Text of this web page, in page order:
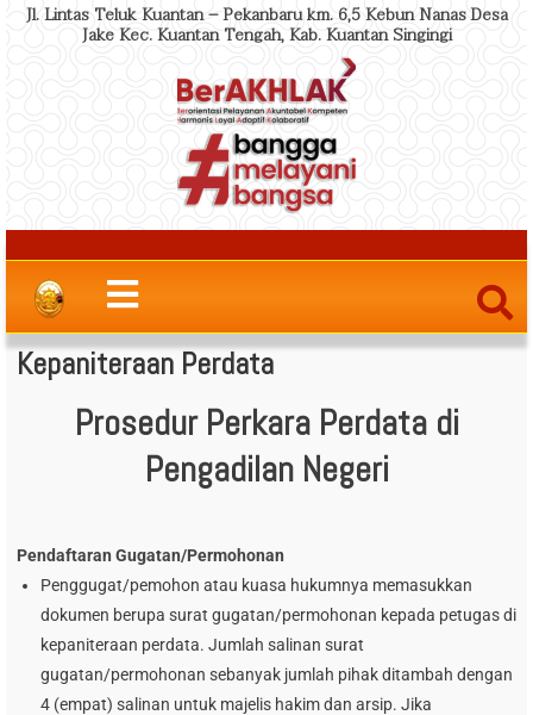
Jl. Lintas Teluk Kuantan – Pekanbaru km. 6,5 Kebun Nanas Desa
Jake Kec. Kuantan Tengah, Kab. Kuantan Singingi
Kepaniteraan Perdata
Prosedur Perkara Perdata di
Pengadilan Negeri
Pendaftaran Gugatan/Permohonan
Penggugat/pemohon atau kuasa hukumnya memasukkan
dokumen berupa surat gugatan/permohonan kepada petugas di
kepaniteraan perdata. Jumlah salinan surat
gugatan/permohonan sebanyak jumlah pihak ditambah dengan
4 (empat) salinan untuk majelis hakim dan arsip. Jika